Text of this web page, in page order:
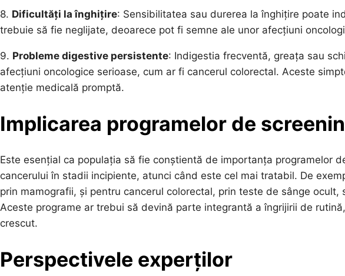
8. Dificultăți la înghițire: Sensibilitatea sau durerea la înghițire poate
trebuie să fie neglijate, deoarece pot fi semne ale unor afecțiuni
9. Probleme digestive persistente: Indigestia frecventă, greața sau
afecțiuni oncologice serioase, cum ar fi cancerul colorectal. Aceste
atenție medicală promptă.
Implicarea programelor de
Este esențial ca populația să fie conștientă de importanța programelor
cancerului în stadii incipiente, atunci când este cel mai tratabil. De
prin mamografii, și pentru cancerul colorectal, prin teste de sânge
Aceste programe ar trebui să devină parte integrantă a îngrijirii de
crescut.
Perspectivele experților